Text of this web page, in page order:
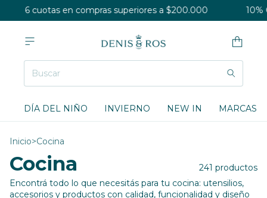
6 cuotas en compras superiores a $200.000 10%
DÍA DEL NIÑO INVIERNO NEW IN MARCAS
Inicio>Cocina
Cocina
241 productos
Encontrá todo lo que necesitás para tu cocina: utensilios,
accesorios y productos con calidad, funcionalidad y diseño